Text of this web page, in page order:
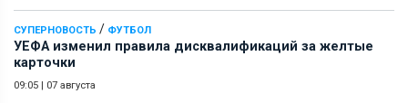
СУПЕРНОВОСТЬ / ФУТБОЛ
УЕФА изменил правила дисквалификаций за желтые
карточки
09:05 07 августа